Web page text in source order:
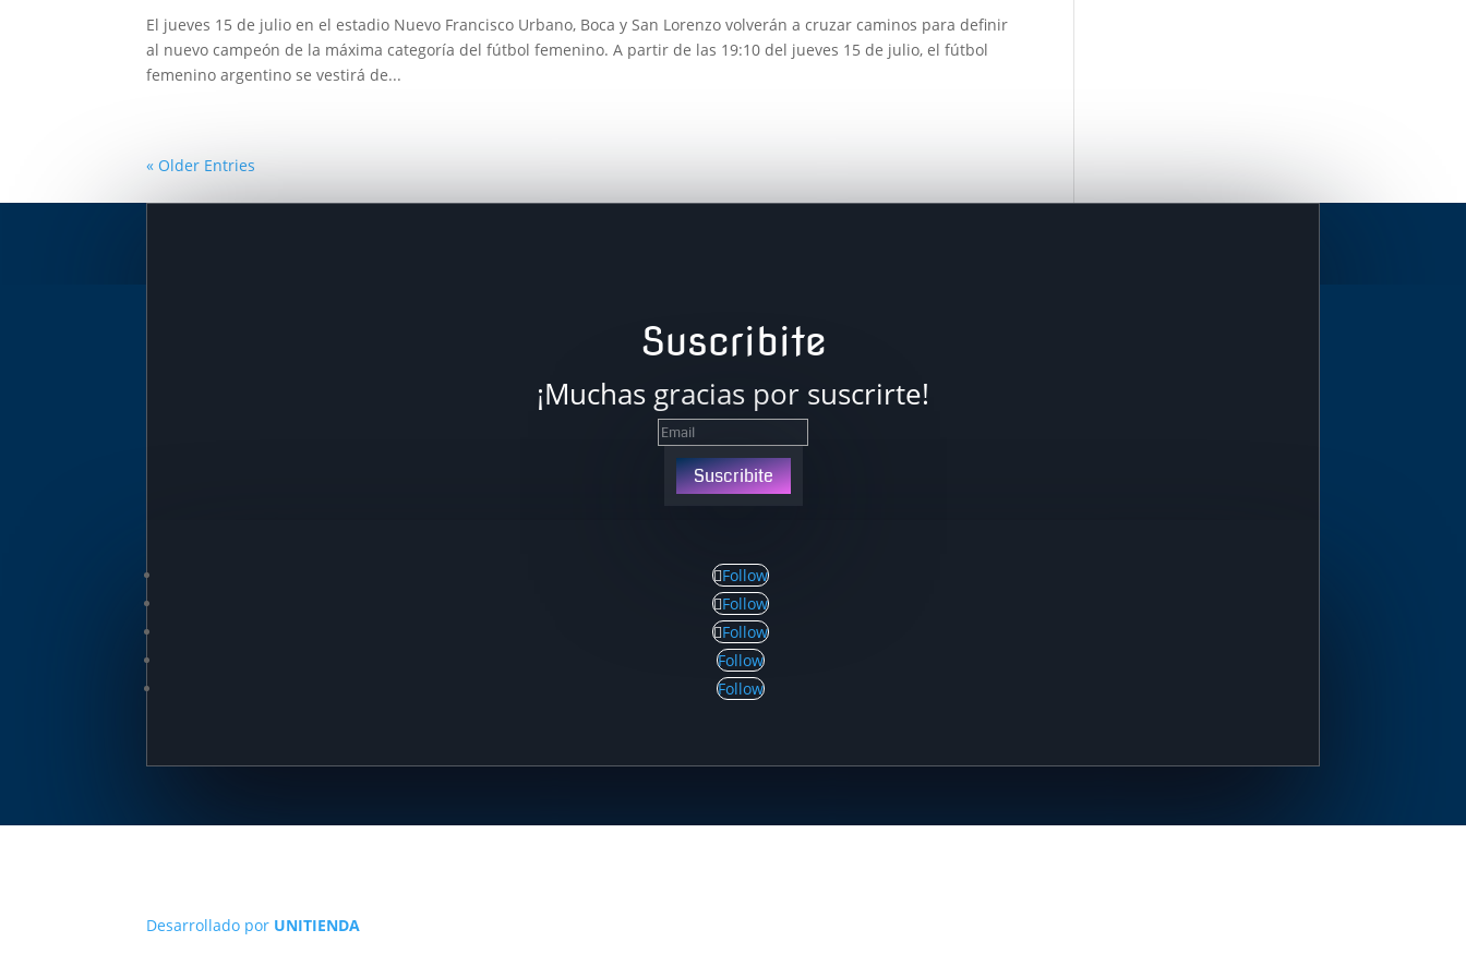
El jueves 15 de julio en el estadio Nuevo Francisco Urbano, Boca y San Lorenzo volverán a cruzar caminos para definir
al nuevo campeón de la máxima categoría del fútbol femenino. A partir de las 19:10 del jueves 15 de julio, el fútbol
femenino argentino se vestirá de...
« Older Entries
Suscribite
¡Muchas gracias por suscrirte!
Suscribite
Follow
Follow
Follow
Follow
Follow
Desarrollado por UNITIENDA